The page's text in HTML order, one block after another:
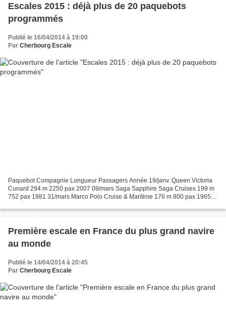
Escales 2015 : déjà plus de 20 paquebots
programmés
Publié le 16/04/2014 à 19:00
Par Cherbourg Escale
Paquebot Compagnie Longueur Passagers Année 19/janv. Queen Victoria
Cunard 294 m 2250 pax 2007 09/mars Saga Sapphire Saga Cruises 199 m
752 pax 1981 31/mars Marco Polo Cruise & Maritime 176 m 800 pax 1965
Première escale en France du plus grand navire
au monde
Publié le 14/04/2014 à 20:45
Par Cherbourg Escale